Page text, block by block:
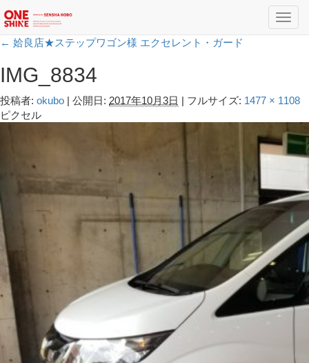
← 姶良店★ステップワゴン様 エクセレント・ガード
IMG_8834
投稿者: okubo | 公開日: 2017年10月3日 | フルサイズ: 1477 × 1108
ピクセル